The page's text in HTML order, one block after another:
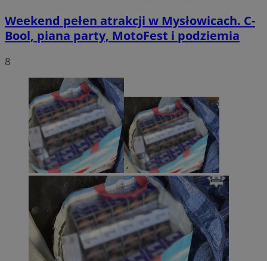
Weekend pełen atrakcji w Mysłowicach. C-
Bool, piana party, MotoFest i podziemia
8